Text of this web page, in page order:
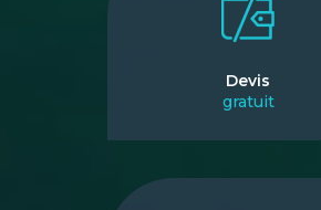
Devis
gratuit